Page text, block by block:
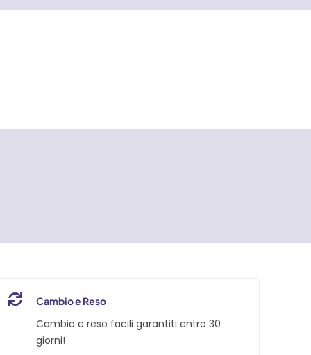
Cambio e Reso
Cambio e reso facili garantiti entro 30
giorni!